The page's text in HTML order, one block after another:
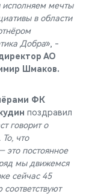
исполняем мечты
в области
Добра», -
АО
Шмаков.
ФК
поздравил
говорит о
что
это постоянное
мы движемся
сейчас 45